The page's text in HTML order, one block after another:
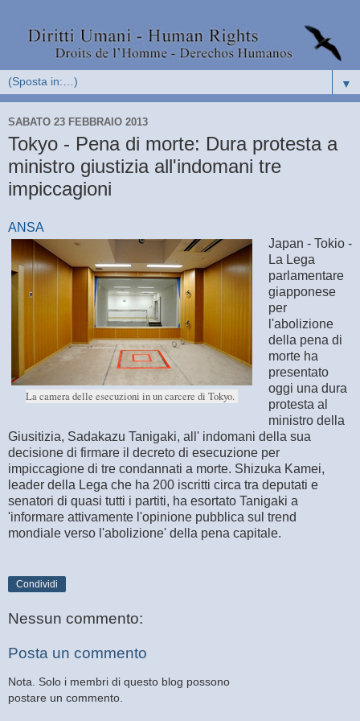
▼
SABATO 23 FEBBRAIO 2013
Tokyo - Pena di morte: Dura protesta a
ministro giustizia all'indomani tre
impiccagioni
ANSA
La camera delle esecuzioni in un carcere di Tokyo.
Japan - Tokio -
La Lega
parlamentare
giapponese
per
l'abolizione
della pena di
morte ha
presentato
oggi una dura
protesta al
ministro della
Giusitizia, Sadakazu Tanigaki, all' indomani della sua
decisione di firmare il decreto di esecuzione per
impiccagione di tre condannati a morte. Shizuka Kamei,
leader della Lega che ha 200 iscritti circa tra deputati e
senatori di quasi tutti i partiti, ha esortato Tanigaki a
'informare attivamente l'opinione pubblica sul trend
mondiale verso l'abolizione' della pena capitale.
Condividi
Nessun commento:
Posta un commento
Nota. Solo i membri di questo blog possono
postare un commento.